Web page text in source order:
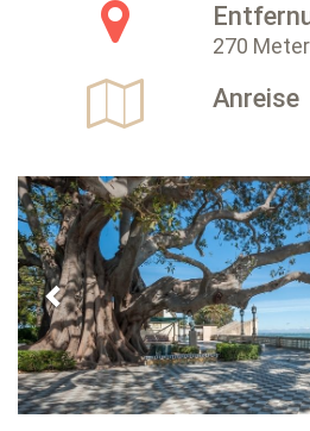
270 Meter
Anreise
Previous